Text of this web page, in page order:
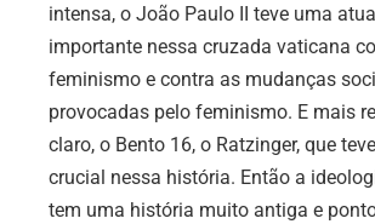
intensa, o João Paulo II teve uma
importante nessa cruzada vaticana
feminismo e contra as mudanças
provocadas pelo feminismo. E mais
claro, o Bento 16, o Ratzinger, que
crucial nessa história. Então a
tem uma história muito antiga e